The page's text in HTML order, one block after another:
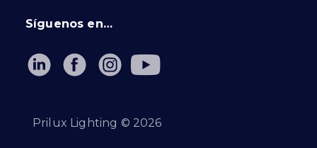
Síguenos en…
Prilux Lighting © 2026